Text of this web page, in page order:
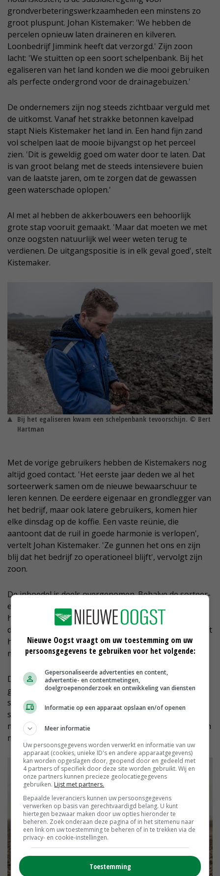
grondverbeteringswerkzaamheden een minstens zo
groot pluspunt. Johan Kistemaker: 'We hebben de
percelen opnieuw laten draineren en kilveren.
Loonbedrijf Jimmink heeft dat verzorgd.' Zijn zoon
lacht: 'We stuitten op een soort schelpenbank. Bij het
egaliseren van het land konden we die mooi gebruiken
als perfecte ondergrond voor de drainagebuizen.'
De ondernemers zijn nog steeds zichtbaar verguld met
de uitkomst. Vanaf het strakke betonnen kavelpad
stapt Niels Kistemaker het land in. Een hand fijn zand
vol schelpen laat de mooie bijvangst op het perceel
zien. 'Dit is geweldig goed om water door te laten. Dat
is van groot belang met de steeds intensievere buien
van de laatste jaren, om te zorgen dat de gewassen
geen waterschade oplopen.'
Al met al hebben de akkerbouwers een behoorlijk
grote stap vooruit gemaakt. 'Maar dat moeten we met
onze oogsten natuurlijk wel weer weten terug te
verdienen. De uitgangspositie is in elk geval goed', stelt
Kistemaker.
Bij het egaliseren kwam een schelpenbank tevoorschijn. © Bert
Hartman
Met de vorige gebruikers hebben de Kistemakers nog
altijd goed contact. 'Het eerste jaar deden we al het
sorteerwerk samen om de nieuwe bewaarschuur te
leren kennen. De eerdere eigenaar en grondlegger van
het bedrijf, maar ook latere gebruikers, komen hier
elke dinsdag op de koffie. Een vaste reünie, die
aantoont dat de ruil in goede harmonie is verlopen',
vertelt Johan Kistemaker. 'Ze gunnen het ons en zijn
blij dat het bedrijf zo operationeel blijft', vervolgt zijn
zoon.
De inboedel is deels overgenomen. Behalve de sorteer-
en verwerkingsmachine, gaat het om een grote
hoeveelheid kuubskisten. Niels Kistemaker: 'De grap is
dat een deel zelfs de naam Kistemaker draagt. Die heeft
hier ook nog geboerd. Het is geen familie, maar
misschien illustratief dat het zo moest zijn.'
De schuren op het bestaande bedrijf worden
grotendeels verhuurd. 'Al onze
sorteerwerkzaamheden, maar ook het machinepark,
staan op de nieuwe locatie. Dat maakt dat er ook veel
minder landbouwverkeer door het dorp hoeft. Nog een
mooie bijkomstigheid van deze kavelruil.'
Nieuwe Oogst vraagt om uw toestemming om uw
persoonsgegevens te gebruiken voor het volgende:
Gepersonaliseerde advertenties en content,
advertentie- en contentmetingen,
doelgroepenonderzoek en ontwikkeling van diensten
Informatie op een apparaat opslaan en/of openen
Meer informatie
Uw persoonsgegevens worden verwerkt en informatie van uw
apparaat (cookies, unieke ID's en andere apparaatgegevens)
kan worden opgeslagen door, geopend door en gedeeld met
4 partners of specifiek door deze site worden gebruikt. Wij en
onze partners kunnen precieze geolocatiegegevens
gebruiken. Lijst met partners.
Bepaalde leveranciers kunnen uw persoonsgegevens
verwerken op basis van gerechtvaardigd belang. U kunt
hiertegen bezwaar maken door uw opties hieronder te
beheren. Zoek onderaan deze pagina of in het sitemenu naar
een link om uw toestemming te beheren of in te trekken via de
privacy- en cookie-instellingen.
Toestemming